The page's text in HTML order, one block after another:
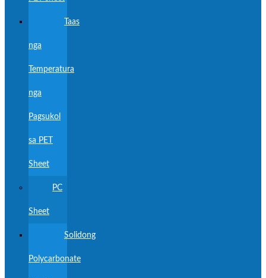
Taas
nga
Temperatura
nga
Pagsukol
sa PET
Sheet
PC
Sheet
Solidong
Polycarbonate